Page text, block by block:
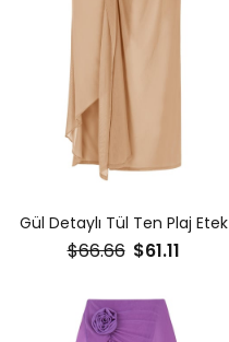
Gül Detaylı Tül Ten Plaj Etek
$61.11
$66.66